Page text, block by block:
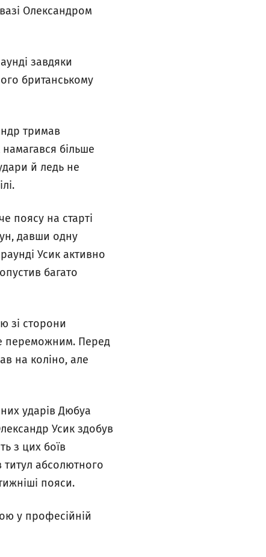
Олександром
завдяки
британському
тримав
більше
й ледь не
поясу на старті
давши одну
Усик активно
багато
зі сторони
переможним. Перед
на коліно, але
ударів Дюбуа
Усик здобув
з цих боїв
титул абсолютного
пояси.
у професійній